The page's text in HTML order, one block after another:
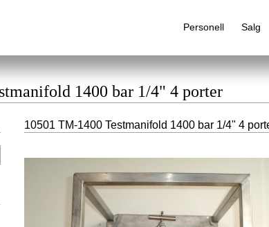
Personell Salg
Alfabetisk
1400 bar 1/4" 4 porter
10501 TM-1400 Testmanifold 1400 bar 1/4" 4